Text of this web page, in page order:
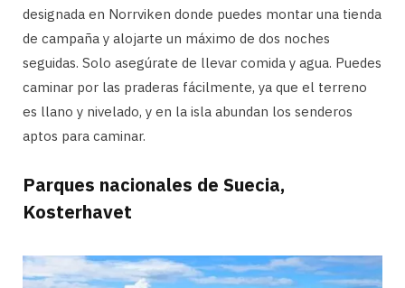
designada en Norrviken donde puedes montar una tienda
de campaña y alojarte un máximo de dos noches
seguidas. Solo asegúrate de llevar comida y agua. Puedes
caminar por las praderas fácilmente, ya que el terreno
es llano y nivelado, y en la isla abundan los senderos
aptos para caminar.
Parques nacionales de Suecia,
Kosterhavet